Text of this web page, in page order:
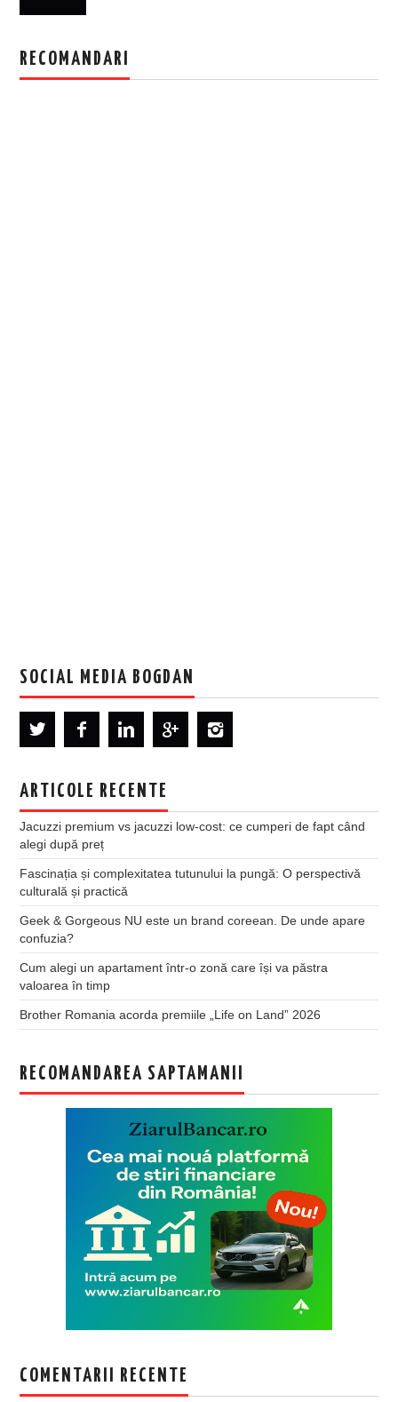
RECOMANDARI
SOCIAL MEDIA BOGDAN
ARTICOLE RECENTE
Jacuzzi premium vs jacuzzi low-cost: ce cumperi de fapt când
alegi după preț
Fascinația și complexitatea tutunului la pungă: O perspectivă
culturală și practică
Geek & Gorgeous NU este un brand coreean. De unde apare
confuzia?
Cum alegi un apartament într-o zonă care își va păstra
valoarea în timp
Brother Romania acorda premiile „Life on Land” 2026
RECOMANDAREA SAPTAMANII
COMENTARII RECENTE